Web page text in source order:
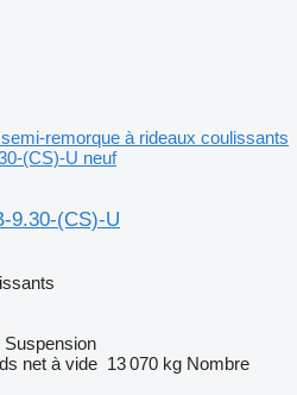
semi-remorque à rideaux coulissants
(CS)-U neuf
9.30-(CS)-U
Suspension
net à vide 13 070 kg Nombre